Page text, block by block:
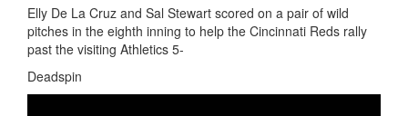
Elly De La Cruz and Sal Stewart scored on a pair of wild
pitches in the eighth inning to help the Cincinnati Reds rally
past the visiting Athletics 5-
Deadspin